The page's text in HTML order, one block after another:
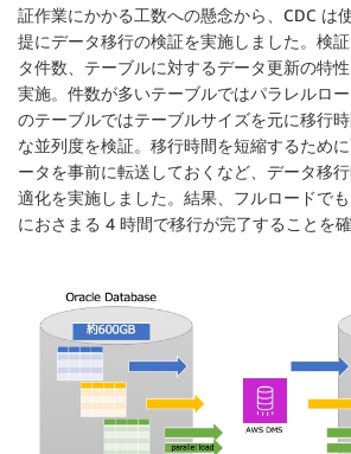
証作業にかかる工数への懸念から、CDC は
提にデータ移行の検証を実施しました。検
タ件数、テーブルに対するデータ更新の特
実施。件数が多いテーブルではパラレルロ
のテーブルではテーブルサイズを元に移行
な並列度を検証。移行時間を短縮するため
ータを事前に転送しておくなど、データ移
適化を実施しました。結果、フルロードで
におさまる 4 時間で移行が完了することを確